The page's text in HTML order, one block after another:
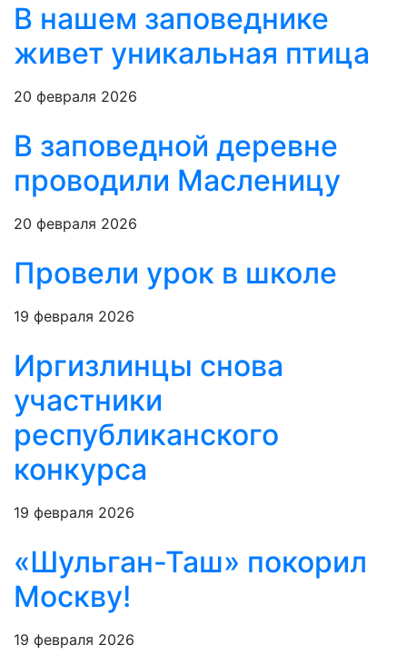
В нашем заповеднике
живет уникальная птица
20 февраля 2026
В заповедной деревне
проводили Масленицу
20 февраля 2026
Провели урок в школе
19 февраля 2026
Иргизлинцы снова
участники
республиканского
конкурса
19 февраля 2026
«Шульган-Таш» покорил
Москву!
19 февраля 2026